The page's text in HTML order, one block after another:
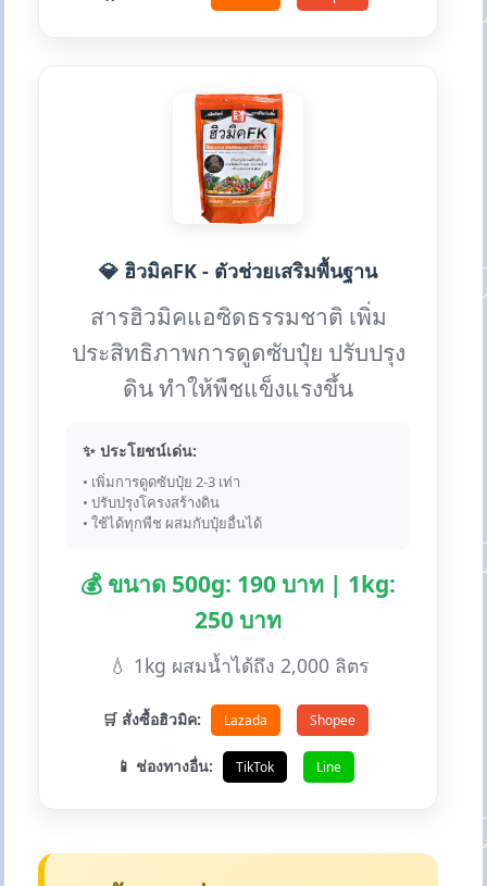
💎 ฮิวมิคFK - ตัวช่วยเสริมพื้นฐาน
สารฮิวมิคแอซิดธรรมชาติ เพิ่ม
ประสิทธิภาพการดูดซับปุ๋ย ปรับปรุง
ดิน ทำให้พืชแข็งแรงขึ้น
✨ ประโยชน์เด่น:
• เพิ่มการดูดซับปุ๋ย 2-3 เท่า
• ปรับปรุงโครงสร้างดิน
• ใช้ได้ทุกพืช ผสมกับปุ๋ยอื่นได้
💰 ขนาด 500g: 190 บาท | 1kg:
250 บาท
💧 1kg ผสมน้ำได้ถึง 2,000 ลิตร
🛒 สั่งซื้อฮิวมิค: Lazada Shopee
📱 ช่องทางอื่น: TikTok Line